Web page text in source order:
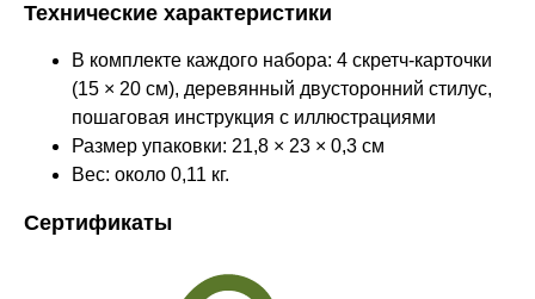
Технические характеристики
В комплекте каждого набора: 4 скретч-карточки
(15 × 20 см), деревянный двусторонний стилус,
пошаговая инструкция с иллюстрациями
Размер упаковки: 21,8 × 23 × 0,3 см
Вес: около 0,11 кг.
Сертификаты